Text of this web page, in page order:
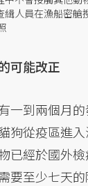
人員在漁船密艙
可能改正
一到兩個月
狗從疫區進
已經於國外
要至少七天的